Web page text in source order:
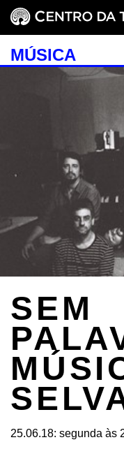
MÚSICA
SEM
25.06.18: segunda às